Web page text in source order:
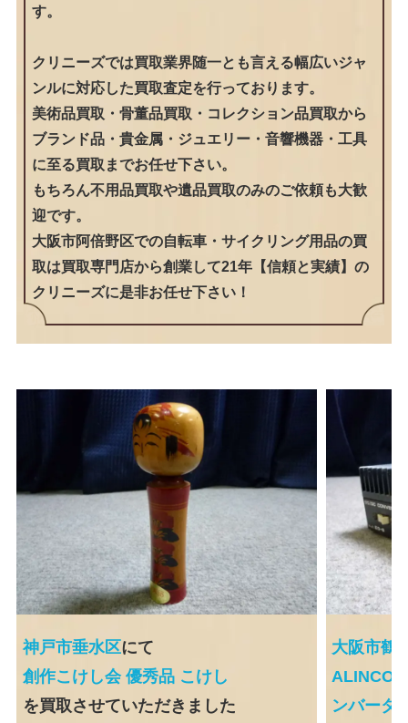
す。
クリニーズでは買取業界随一とも言える幅広いジャ
ンルに対応した買取査定を行っております。
美術品買取・骨董品買取・コレクション品買取から
ブランド品・貴金属・ジュエリー・音響機器・工具
に至る買取までお任せ下さい。
もちろん不用品買取や遺品買取のみのご依頼も大歓
迎です。
大阪市阿倍野区での自転車・サイクリング用品の買
取は買取専門店から創業して21年【信頼と実績】の
クリニーズに是非お任せ下さい！
神戸市垂水区にて
創作こけし会 優秀品 こけし
を買取させていただきました
大阪市鶴
ALINCO
ンバータ